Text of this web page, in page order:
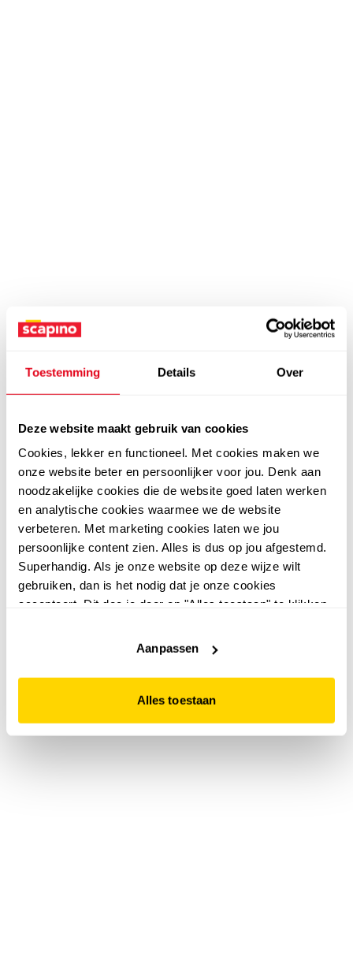
Toestemming Details Over
Deze website maakt gebruik van cookies
Cookies, lekker en functioneel. Met cookies maken we
onze website beter en persoonlijker voor jou. Denk aan
noodzakelijke cookies die de website goed laten werken
en analytische cookies waarmee we de website
verbeteren. Met marketing cookies laten we jou
persoonlijke content zien. Alles is dus op jou afgestemd.
Superhandig. Als je onze website op deze wijze wilt
gebruiken, dan is het nodig dat je onze cookies
accepteert. Dit doe je door op "Alles toestaan" te klikken.
website niet optimaal functioneert.
Aanpassen
Alles toestaan